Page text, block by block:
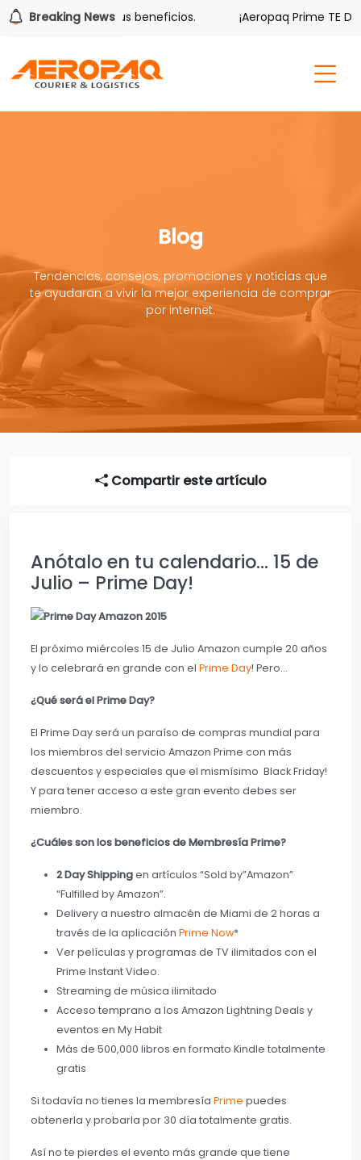
Breaking News
también tiene sus beneficios. ¡Aeropaq Prime TE DA
Blog
Tendencias, consejos, promociones y noticias que
te ayudaran a vivir la mejor experiencia de comprar
por internet.
Compartir este artículo
Anótalo en tu calendario… 15 de
Julio – Prime Day!
El próximo miércoles 15 de Julio Amazon cumple 20 años
y lo celebrará en grande con el Prime Day! Pero…
¿Qué será el Prime Day?
El Prime Day será un paraíso de compras mundial para
los miembros del servicio Amazon Prime con más
descuentos y especiales que el mismísimo Black Friday!
Y para tener acceso a este gran evento debes ser
miembro.
¿Cuáles son los beneficios de Membresía Prime?
2 Day Shippingen artículos “Sold by”Amazon”
“Fulfilled by Amazon”.
Delivery a nuestro almacén de Miami de 2 horas a
través de la aplicación Prime Now*
Ver películas y programas de TV ilimitados con el
Prime Instant Video.
Streaming de música ilimitado
Acceso temprano a los Amazon Lightning Deals y
eventos en My Habit
Más de 500,000 libros en formato Kindle totalmente
gratis
Si todavía no tienes la membresía Prime puedes
obtenerla y probarla por 30 día totalmente gratis.
Así no te pierdes el evento más grande que tiene